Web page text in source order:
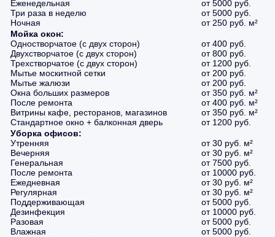
Еженедельная
от 5000 руб.
Три раза в неделю
от 5000 руб.
Ночная
от 250 руб. м²
Мойка окон:
Одностворчатое (с двух сторон)
от 400 руб.
Двухстворчатое (с двух сторон)
от 800 руб.
Трехстворчатое (с двух сторон)
от 1200 руб.
Мытье москитной сетки
от 200 руб.
Мытье жалюзи
от 200 руб.
Окна больших размеров
от 350 руб. м²
После ремонта
от 400 руб. м²
Витрины кафе, ресторанов, магазинов
от 350 руб. м²
Стандартное окно + балконная дверь
от 1200 руб.
Уборка офисов:
Утренняя
от 30 руб. м²
Вечерняя
от 30 руб. м²
Генеральная
от 7500 руб.
После ремонта
от 10000 руб.
Ежедневная
от 30 руб. м²
Регулярная
от 30 руб. м²
Поддерживающая
от 5000 руб.
Дезинфекция
от 10000 руб.
Разовая
от 5000 руб.
Влажная
от 5000 руб.